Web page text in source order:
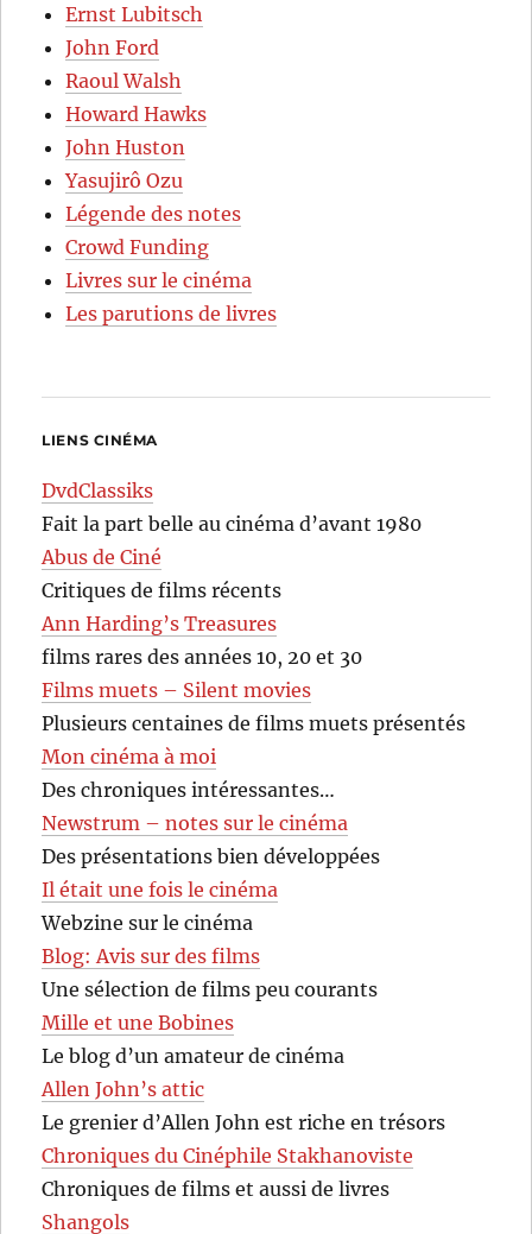
Ernst Lubitsch
John Ford
Raoul Walsh
Howard Hawks
John Huston
Yasujirô Ozu
Légende des notes
Crowd Funding
Livres sur le cinéma
Les parutions de livres
LIENS CINÉMA
DvdClassiks
Fait la part belle au cinéma d’avant 1980
Abus de Ciné
Critiques de films récents
Ann Harding’s Treasures
films rares des années 10, 20 et 30
Films muets – Silent movies
Plusieurs centaines de films muets présentés
Mon cinéma à moi
Des chroniques intéressantes…
Newstrum – notes sur le cinéma
Des présentations bien développées
Il était une fois le cinéma
Webzine sur le cinéma
Blog: Avis sur des films
Une sélection de films peu courants
Mille et une Bobines
Le blog d’un amateur de cinéma
Allen John’s attic
Le grenier d’Allen John est riche en trésors
Chroniques du Cinéphile Stakhanoviste
Chroniques de films et aussi de livres
Shangols